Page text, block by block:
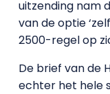
uitzending nam
van de optie
2500-regel op
De brief van de
echter het hele